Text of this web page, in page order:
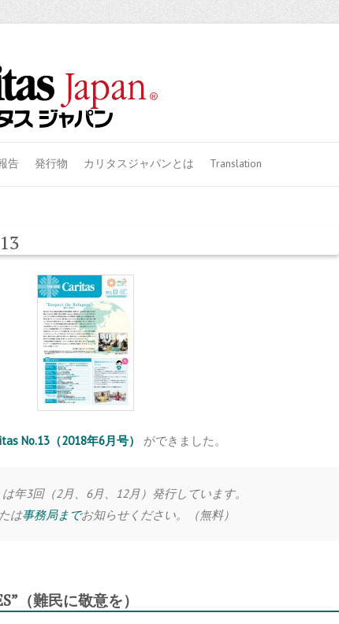
告 発行物 カリタスジャパンとは Translation
No.13（2018年6月号） ができました。
は年3回（2月、6月、12月）発行しています。
は事務局までお知らせください。（無料）
（難民に敬意を）